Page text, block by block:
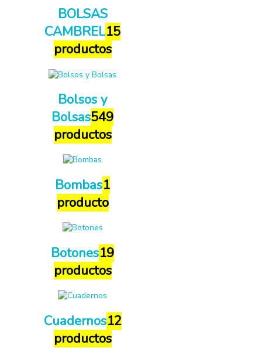
BOLSAS
CAMBREL15
productos
Bolsos y
Bolsas549
productos
Bombas1
producto
Botones19
productos
Cuadernos12
productos